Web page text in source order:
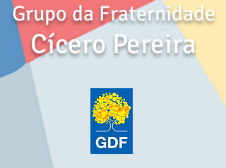
Grupo da Fraternidade
Cícero Pereira